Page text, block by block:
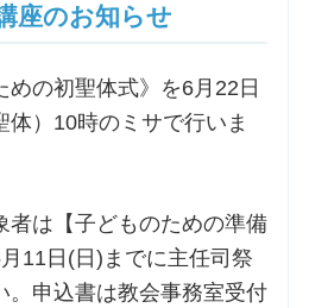
座のお知らせ
めの初聖体式》を6月22日
体）10時のミサで行いま
者は【子どものための準備
11日(日)までに主任司祭
。申込書は教会事務室受付